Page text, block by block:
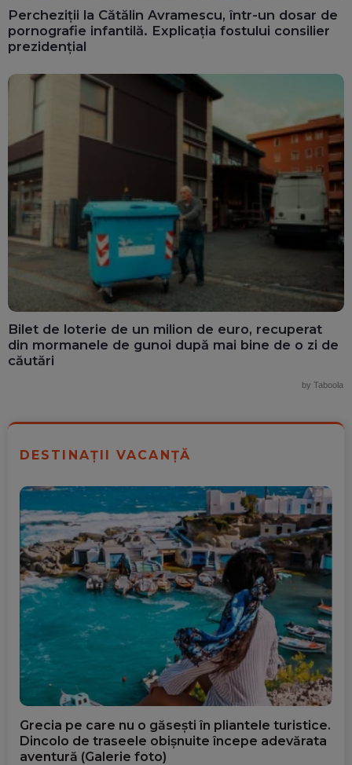
Percheziții la Cătălin Avramescu, într-un dosar de
pornografie infantilă. Explicația fostului consilier
prezidențial
Bilet de loterie de un milion de euro, recuperat
din mormanele de gunoi după mai bine de o zi de
căutări
by Taboola
DESTINAȚII VACANȚĂ
Grecia pe care nu o găsești în pliantele turistice.
Dincolo de traseele obișnuite începe adevărata
aventură (Galerie foto)